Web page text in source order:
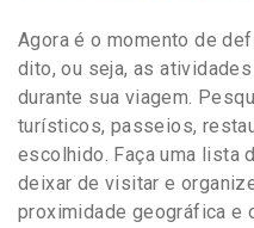
Agora é o momento de
dito, ou seja, as
durante sua viagem.
turísticos, passeios,
escolhido. Faça uma lista
deixar de visitar e
proximidade geográfica e